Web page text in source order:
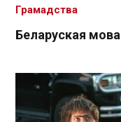
Беларуская
Грамадства